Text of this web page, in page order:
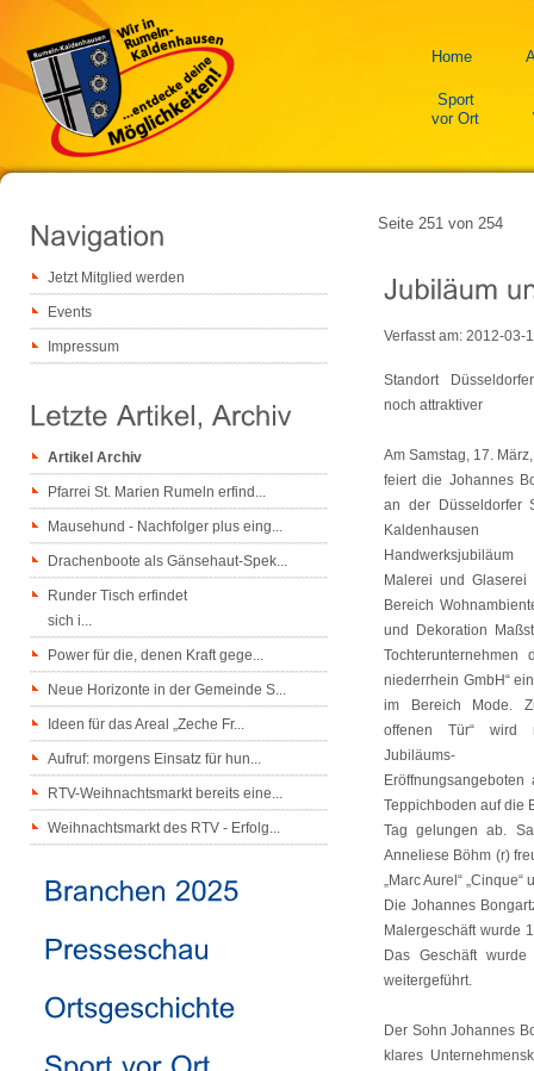
Home
Sport
vor Ort
Seite 251 von 254
Verfasst am: 2012-03-
Standort
noch attraktiver
Am Samstag, 17.
feiert die Johannes
an der Düsseldorfer
Kaldenhausen
Malerei und
Bereich
und Dekoration
Tochterunternehmen
niederrhein GmbH“
im Bereich Mode.
offenen Tür“ wird
Teppichboden auf die
Tag gelungen ab.
Anneliese Böhm (r)
„Marc Aurel“
Die Johannes
Malergeschäft wurde
Das Geschäft
weitergeführt.
Der Sohn Johannes
klares
Jetzt Mitglied werden
Events
Impressum
Artikel Archiv
Pfarrei St. Marien Rumeln erfind...
Mausehund - Nachfolger plus eing...
Drachenboote als Gänsehaut-Spek...
Runder Tisch erfindet
sich i...
Power für die, denen Kraft gege...
Neue Horizonte in der Gemeinde S...
Ideen für das Areal „Zeche Fr...
Aufruf: morgens Einsatz für hun...
RTV-Weihnachtsmarkt bereits eine...
Weihnachtsmarkt des RTV - Erfolg...